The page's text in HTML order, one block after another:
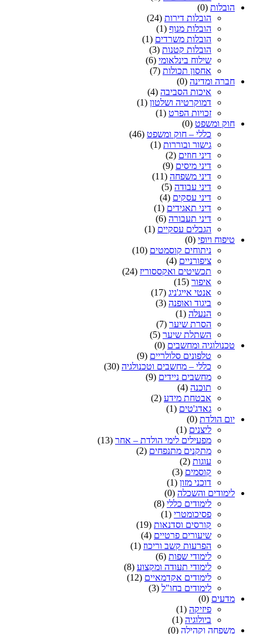
הובלות (0)
הובלות דירות (24)
הובלות מנוף (1)
הובלות משרדים (1)
הובלות קטנות (3)
שילוח בינלאומי (6)
אחסון תכולות (7)
חברה ומדינה (0)
איכות הסביבה (4)
דמוקרטיה ושלטון (1)
זכויות הפרט (1)
חוק ומשפט (0)
כללי – חוק ומשפט (46)
גישור ובוררות (1)
דיני חוזים (2)
דיני מיסים (9)
דיני משפחה (11)
דיני עבודה (5)
דיני עסקים (4)
דיני תאגידים (1)
דיני תעבורה (6)
הגבלים עסקיים (1)
טיפוח ויופי (0)
ניתוחים קוסמטים (10)
ציפורניים (4)
תכשיטים ואקססוריז (24)
איפור (15)
אנטי אייג'ניג (17)
ביגוד ואופנה (3)
הנעלה (1)
הסרת שיער (7)
השתלת שיער (5)
טכנולוגיה ומחשבים (0)
טלפונים סלולריים (9)
כללי – מחשבים וטכנולגיה (30)
מחשבים ניידים (9)
תוכנה (4)
אבטחת מידע (2)
גאדג'טים (1)
יום הולדת (0)
ליצנים (1)
מפעילים לימי הולדת – אחר (13)
מתקנים מתנפחים (2)
עוגות (2)
קוסמים (3)
דוכני מזון (1)
לימודים והשכלה (0)
לימודים כללי (8)
פסיכומטרי (1)
קורסים וסדנאות (19)
שיעורים פרטיים (4)
הפרעות קשב וריכוז (1)
לימודי שפות (6)
לימודי תעודה ומקצוע (8)
לימודים אקדמאיים (12)
לימודים בחו"ל (3)
מדעים (0)
פיזיקה (1)
ביולוגיה (1)
משפחה וקהילה (0)